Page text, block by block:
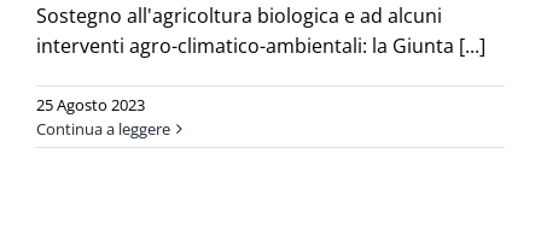
Sostegno all'agricoltura biologica e ad alcuni
interventi agro-climatico-ambientali: la Giunta [...]
25 Agosto 2023
Continua a leggere